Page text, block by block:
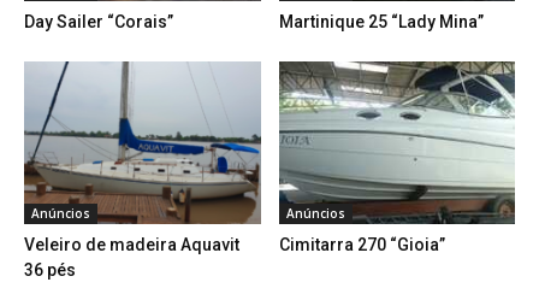
Day Sailer “Corais” Martinique 25 “Lady Mina”
Anúncios
Veleiro de madeira Aquavit
36 pés
Anúncios
Cimitarra 270 “Gioia”